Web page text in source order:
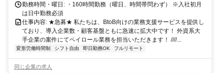
勤務時間・曜日: ・160時間勤務（曜日、時間帯問わず） ※入社初月
は日中勤務必須
仕事内容: ★急募★ 私たちは、BtoB向けの業務支援サービスを提供し
ており、導入企業数・顧客基盤ともに急速に拡大中です！ 外資系大
手企業の案件にてペイロール業務を担当いただきます！ ////...
変形労働時間制 シフト自由 即日勤務OK フルリモート
同じ企業の求人